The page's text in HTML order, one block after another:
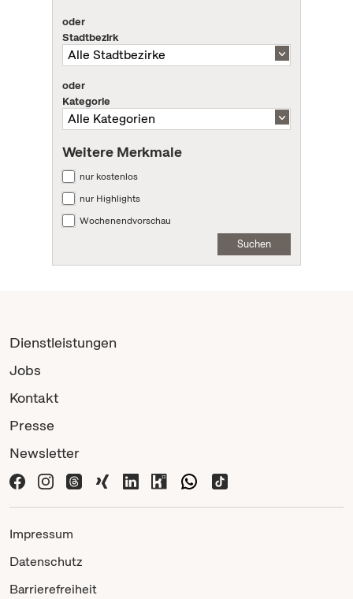
oder
Stadtbezirk
oder
Kategorie
Weitere Merkmale
nur kostenlos
nur Highlights
Wochenendvorschau
Suchen
Dienstleistungen
Jobs
Kontakt
Presse
Newsletter
Impressum
Datenschutz
Barrierefreiheit